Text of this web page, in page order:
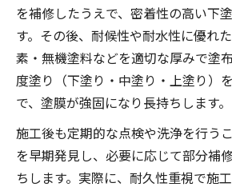
を補修したうえで、密着性の高い下
す。その後、耐候性や耐水性に優れ
素・無機塗料などを適切な厚みで塗
度塗り（下塗り・中塗り・上塗り）
で、塗膜が強固になり長持ちします。
施工後も定期的な点検や洗浄を行う
を早期発見し、必要に応じて部分補
ちします。実際に、耐久性重視で施